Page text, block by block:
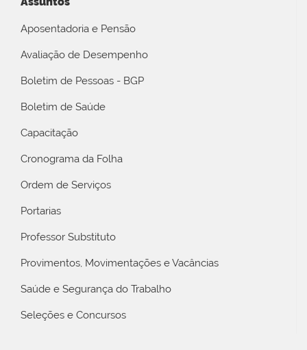
Aposentadoria e Pensão
Avaliação de Desempenho
Boletim de Pessoas - BGP
Boletim de Saúde
Capacitação
Cronograma da Folha
Ordem de Serviços
Portarias
Professor Substituto
Provimentos, Movimentações e Vacâncias
Saúde e Segurança do Trabalho
Seleções e Concursos